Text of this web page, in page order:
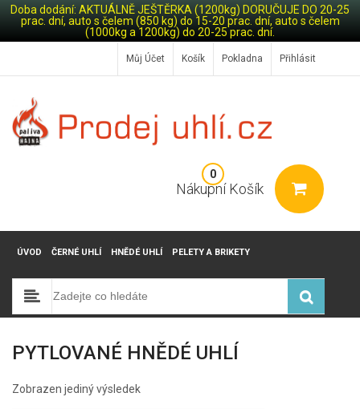
Doba dodání: AKTUÁLNĚ JEŠTĚRKA (1200kg) DORUČUJE DO 20-25
prac. dní, auto s čelem (850 kg) do 15-20 prac. dní, auto s čelem
(1000kg a 1200kg) do 20-25 prac. dní.
Můj Účet Košík Pokladna Přihlásit
Nákupní Košík
0
ÚVOD ČERNÉ UHLÍ HNĚDÉ UHLÍ PELETY A BRIKETY
PYTLOVANÉ HNĚDÉ UHLÍ
Zobrazen jediný výsledek